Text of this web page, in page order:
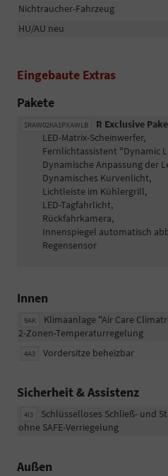
Nichtraucher-Fahrzeug
HU/AU neu
Eingebaute Extras
Pakete
$RAW02KA1PXAWLB
R Exclusive
LED-Matrix-Scheinwerfer,
Fernlichtassistent "Dynamic
Dynamische Anpassung der
Dynamisches Kurvenlicht,
Lichtleiste im Kühlergrill,
LED-Tagfahrlicht,
Rückfahrkamera,
Innenspiegel automatisch
Regensensor
Innen
9AK
Klimaanlage "Air Care
2-Zonen-Temperaturregelung
4A3 Vordersitze beheizbar
Sicherheit & Assistenz
4I3
Schlüsselloses Schließ- und
ohne SAFE-Verriegelung
Außen